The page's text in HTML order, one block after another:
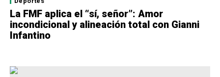
La FMF aplica el “sí, señor”: Amor
incondicional y alineación total con Gianni
Infantino